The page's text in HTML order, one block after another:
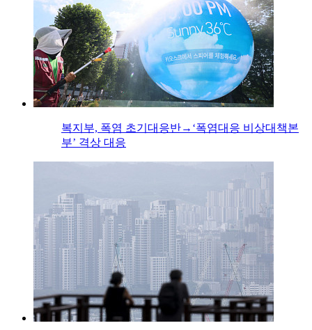
복지부, 폭염 초기대응반→‘폭염대응 비상대책본
부’ 격상 대응